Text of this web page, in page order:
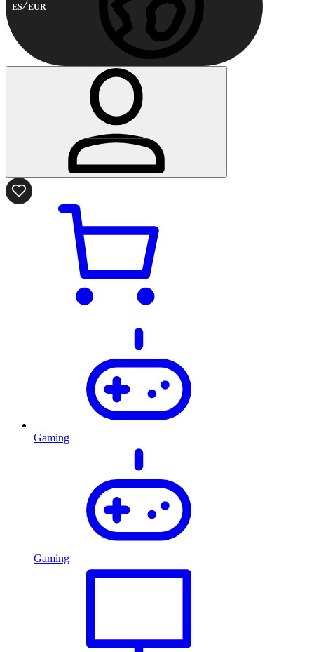
ES EUR
Gaming
Gaming